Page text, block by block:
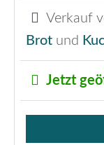
Verkauf
Brot und
Jetzt
Verkauf von